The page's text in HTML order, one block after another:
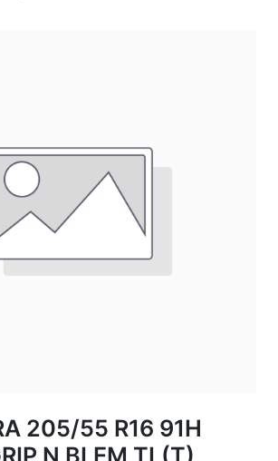
205/55 R16 91H
N BLEM TL(T)